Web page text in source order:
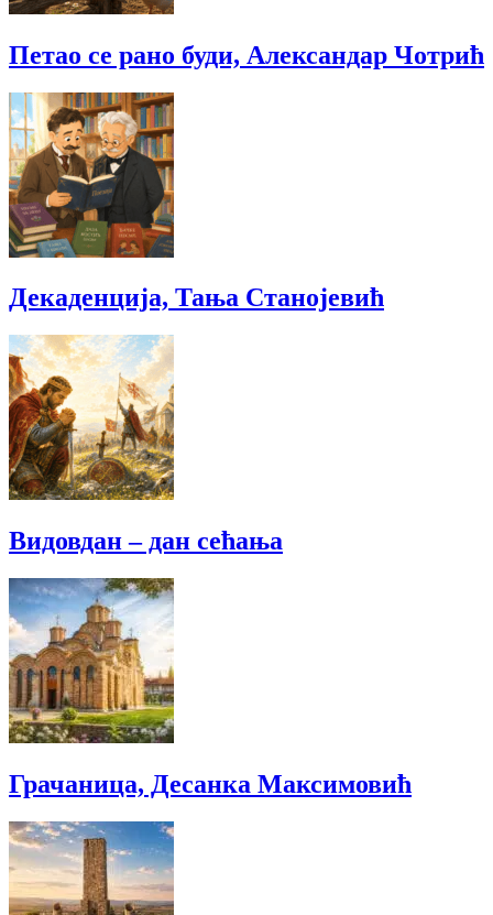
Петао се рано буди, Александар Чотрић
Декаденција, Тања Станојевић
Видовдан – дан сећања
Грачаница, Десанка Максимовић